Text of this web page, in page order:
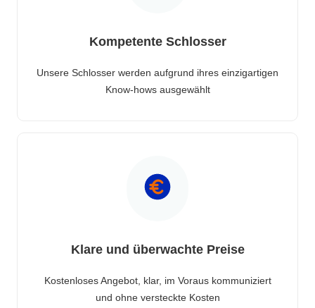
Kompetente Schlosser
Unsere Schlosser werden aufgrund ihres einzigartigen
Know-hows ausgewählt
Klare und überwachte Preise
Kostenloses Angebot, klar, im Voraus kommuniziert
und ohne versteckte Kosten